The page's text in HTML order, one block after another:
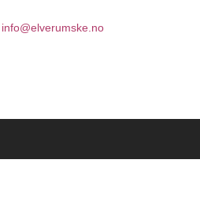
info@elverumske.no